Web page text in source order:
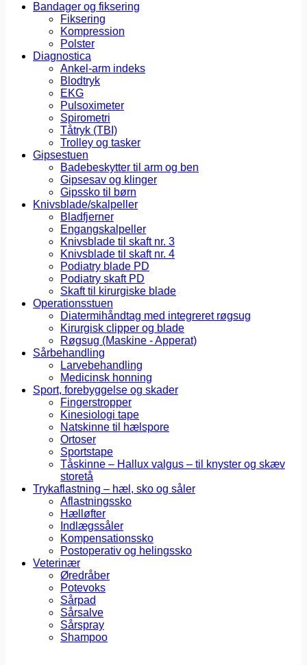
Bandager og fiksering
Fiksering
Kompression
Polster
Diagnostica
Ankel-arm indeks
Blodtryk
EKG
Pulsoximeter
Spirometri
Tåtryk (TBI)
Trolley og tasker
Gipsestuen
Badebeskytter til arm og ben
Gipsesav og klinger
Gipssko til børn
Knivsblade/skalpeller
Bladfjerner
Engangskalpeller
Knivsblade til skaft nr. 3
Knivsblade til skaft nr. 4
Podiatry blade PD
Podiatry skaft PD
Skaft til kirurgiske blade
Operationsstuen
Diatermihåndtag med integreret røgsug
Kirurgisk clipper og blade
Røgsug (Maskine - Apperat)
Sårbehandling
Larvebehandling
Medicinsk honning
Sport, forebyggelse og skader
Fingerstropper
Kinesiologi tape
Natskinne til hælspore
Ortoser
Sportstape
Tåskinne – Hallux valgus – til knyster og skæv
storetå
Trykaflastning – hæl, sko og såler
Aflastningssko
Hælløfter
Indlægssåler
Kompensationssko
Postoperativ og helingssko
Veterinær
Øredråber
Potevoks
Sårpad
Sårsalve
Sårspray
Shampoo